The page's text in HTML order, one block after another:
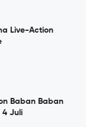
Live-Action
Baban Baban
4 Juli